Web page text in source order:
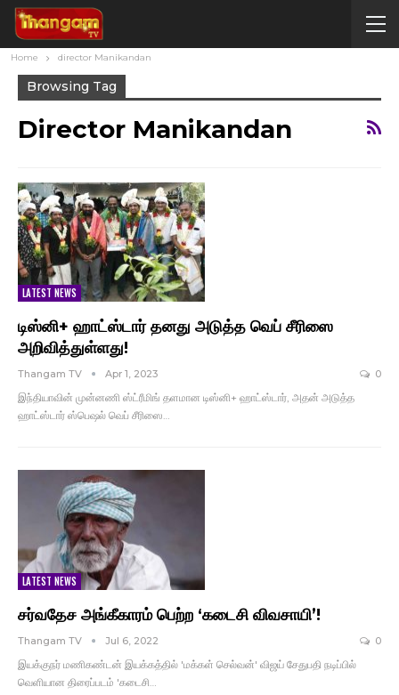
Home director Manikandan
Browsing Tag
Director Manikandan
LATEST NEWS
டிஸ்னி+ ஹாட்ஸ்டார் தனது அடுத்த வெப் சீரிஸை
அறிவித்துள்ளது!
Thangam TV Apr 1, 2023 0
இந்தியாவின் முன்னணி ஸ்ட்ரீமிங் தளமான டிஸ்னி+ ஹாட்ஸ்டார், அதன் அடுத்த
ஹாட்ஸ்டார் ஸ்பெஷல் வெப் சீரிஸை…
LATEST NEWS
சர்வதேச அங்கீகாரம் பெற்ற ‘கடைசி விவசாயி’!
Thangam TV Jul 6, 2022 0
இயக்குநர் மணிகண்டன் இயக்கத்தில் 'மக்கள் செல்வன்' விஜய் சேதுபதி நடிப்பில்
வெளியான திரைப்படம் 'கடைசி…